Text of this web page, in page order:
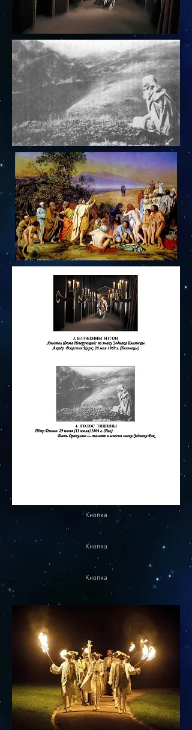
Кнопка
Кнопка
Кнопка